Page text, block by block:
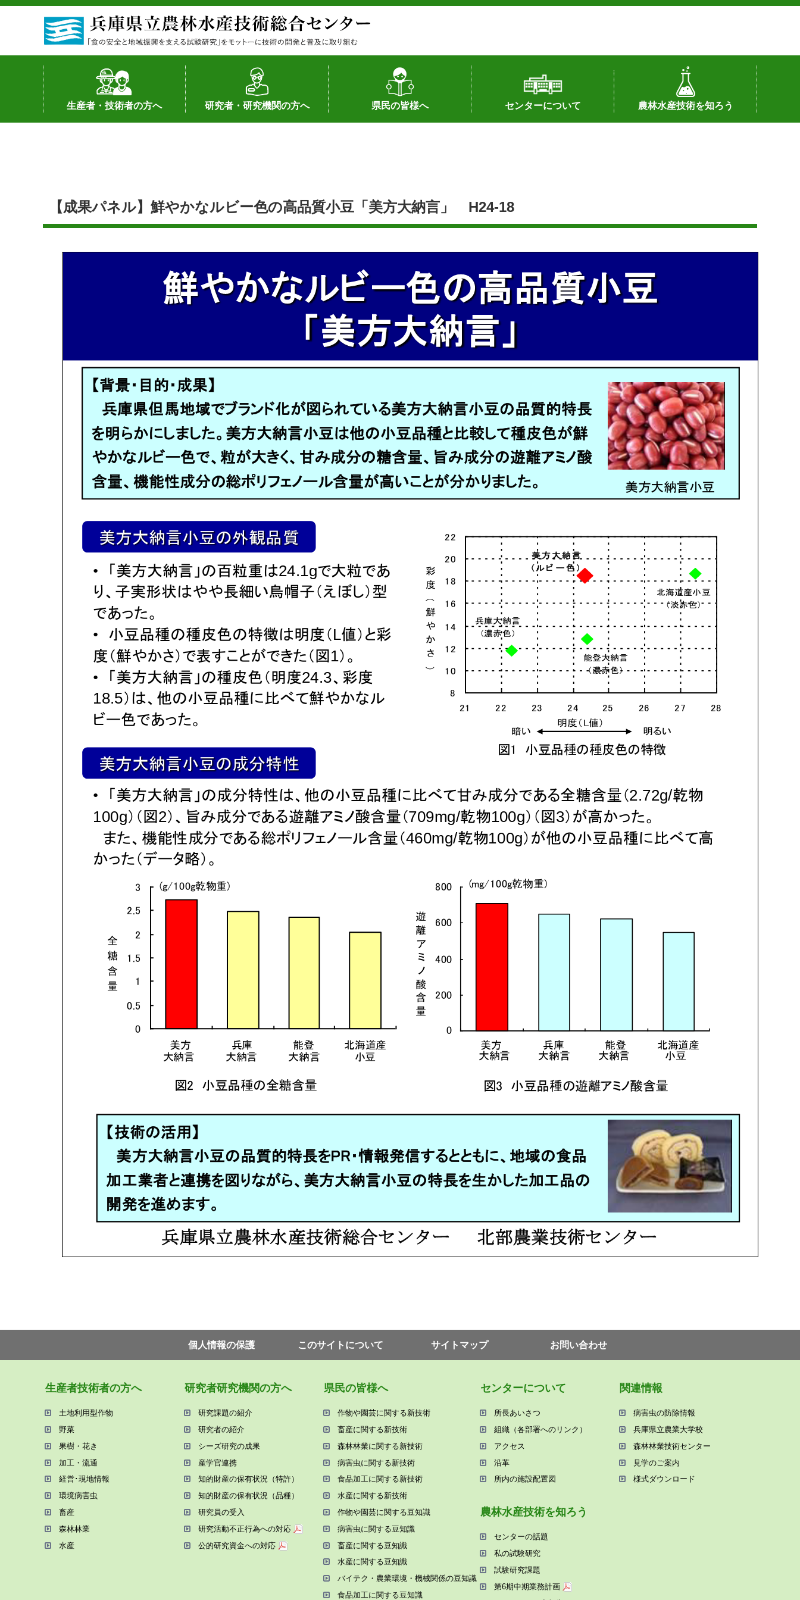
生産者・技術者の方へ
土地利用型作物
野菜
果樹・花き
加工・流通
経営･現地情報
環境病害虫
畜産
森林林業
水産
基幹種雄牛の紹介
研究者・研究機関の方へ
研究者の紹介
シーズ研究の成果
産学官連携
知的財産の保有状況（特許）
知的財産の保有状況（品種）
研究員の受入
研究活動不正行為への対応
公的研究資金への対応
県民の皆様へ
作物や園芸に関する新技術
畜産に関する新技術
森林林業に関する新技術
病害虫に関する新技術
食品加工に関する新技術
水産に関する新技術
作物や園芸に関する豆知識
病害虫に関する豆知識
畜産に関する豆知識
水産に関する豆知識
バイテク・農業環境・機械関係
食品加工に関する豆知識
森林林業に関する豆知識
センターについて
所長あいさつ
組織（各部署へのリンク）
アクセス
沿革
所内の施設配置図
農林水産技術を知ろう
センターの話題
私の試験研究
試験研究課題
第6期中期業務計画
オンライン研究報告
刊行物
知的財産に関する相談窓口
【成果パネル】鮮やかなルビー色の高品質小豆「美方大納言」 H24-18
個⼈情報の保護 このサイトについて サイトマップ お問い合わせ
⽣産者技術者の⽅へ
⼟地利⽤型作物
野菜
果樹・花き
加⼯・流通
経営･現地情報
環境病害⾍
畜産
森林林業
⽔産
研究者研究機関の⽅へ
研究課題の紹介
研究者の紹介
シーズ研究の成果
産学官連携
知的財産の保有状況（特許）
知的財産の保有状況（品種）
研究員の受⼊
研究活動不正⾏為への対応
公的研究資金への対応
県⺠の皆様へ
作物や園芸に関する新技術
畜産に関する新技術
森林林業に関する新技術
病害⾍に関する新技術
⾷品加⼯に関する新技術
⽔産に関する新技術
作物や園芸に関する⾖知識
病害⾍に関する⾖知識
畜産に関する⾖知識
⽔産に関する⾖知識
バイテク・農業環境・機械関係の⾖知識
⾷品加⼯に関する⾖知識
センターについて
所⻑あいさつ
組織（各部署へのリンク）
アクセス
沿⾰
所内の施設配置図
農林⽔産技術を知ろう
センターの話題
私の試験研究
試験研究課題
第6期中期業務計画
関連情報
病害⾍の防除情報
兵庫県⽴農業⼤学校
森林林業技術センター
⾒学のご案内
様式ダウンロード